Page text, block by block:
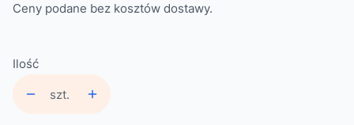
Ceny podane bez kosztów dostawy.
Ilość
szt.